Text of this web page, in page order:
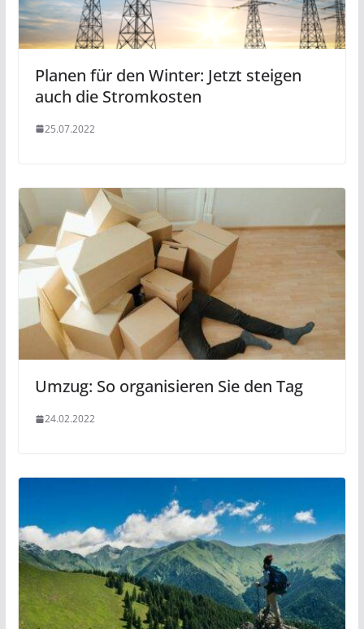
Planen für den Winter: Jetzt steigen
auch die Stromkosten
25.07.2022
Umzug: So organisieren Sie den Tag
24.02.2022